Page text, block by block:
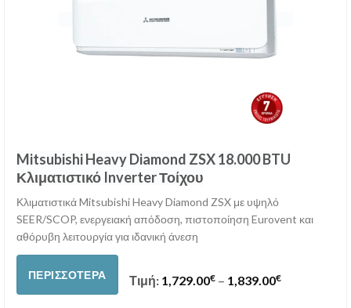
Mitsubishi Heavy Diamond ZSX 18.000 BTU
Κλιματιστικό Inverter Τοίχου
Κλιματιστικά Mitsubishi Heavy Diamond ZSX με υψηλό
SEER/SCOP, ενεργειακή απόδοση, πιστοποίηση Eurovent και
αθόρυβη λειτουργία για ιδανική άνεση
ΠΕΡΙΣΣΌΤΕΡΑ Τιμή: 1,729.00€ – 1,839.00€Price